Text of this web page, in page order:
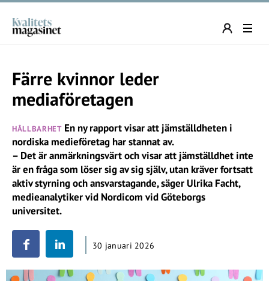
Färre kvinnor leder
mediaföretagen
HÅLLBARHETEn ny rapport visar att jämställdheten i
nordiska medieföretag har stannat av.
– Det är anmärkningsvärt och visar att jämställdhet inte
är en fråga som löser sig av sig själv, utan kräver fortsatt
aktiv styrning och ansvarstagande, säger Ulrika Facht,
medieanalytiker vid Nordicom vid Göteborgs
universitet.
30 januari 2026